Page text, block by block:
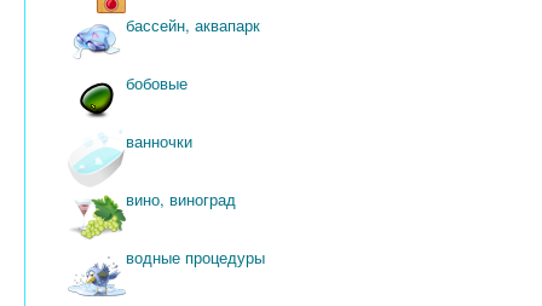
бассейн, аквапарк
бобовые
ванночки
вино, виноград
водные процедуры